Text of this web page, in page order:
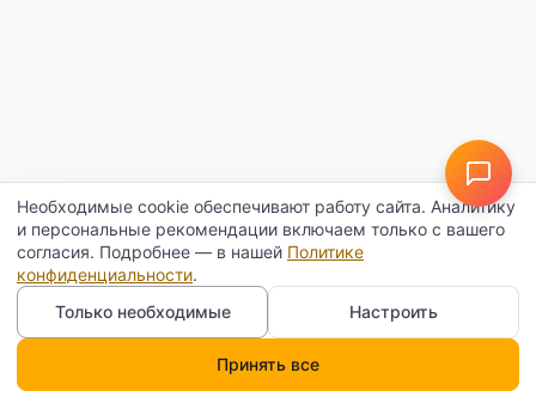
Необходимые cookie обеспечивают работу сайта. Аналитику
и персональные рекомендации включаем только с вашего
согласия. Подробнее — в нашей Политике
конфиденциальности.
Только необходимые
Настроить
Принять все